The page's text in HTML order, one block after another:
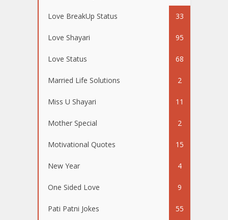
Love BreakUp Status 33
Love Shayari 95
Love Status 68
Married Life Solutions 2
Miss U Shayari 11
Mother Special 2
Motivational Quotes 15
New Year 4
One Sided Love 9
Pati Patni Jokes 55